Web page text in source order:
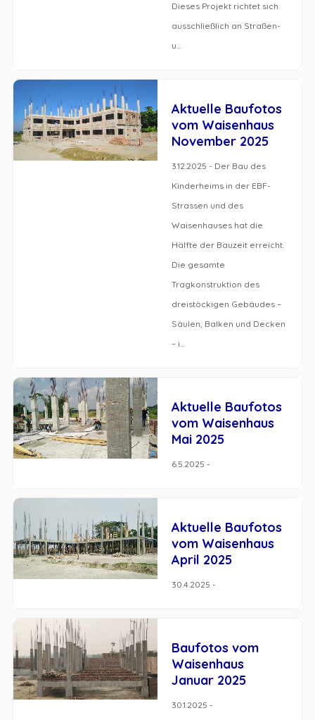
Dieses Projekt richtet sich
ausschließlich an Straßen-
u...
Aktuelle Baufotos
vom Waisenhaus
November 2025
3.12.2025 - Der Bau des
Kinderheims in der EBF-
Strassen und des
Waisenhauses hat die
Hälfte der Bauzeit erreicht.
Die gesamte
Tragkonstruktion des
dreistöckigen Gebäudes –
Säulen, Balken und Decken
– i...
Aktuelle Baufotos
vom Waisenhaus
Mai 2025
6.5.2025 -
Aktuelle Baufotos
vom Waisenhaus
April 2025
30.4.2025 -
Baufotos vom
Waisenhaus
Januar 2025
30.1.2025 -